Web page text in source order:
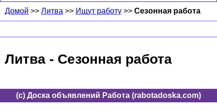
Домой >> Литва >> Ищут работу >> Сезонная работа
Литва - Сезонная работа
(c) Доска объявлений Работа (rabotadoska.com)